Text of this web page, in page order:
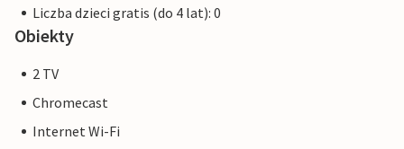
Liczba dzieci gratis (do 4 lat): 0
Obiekty
2 TV
Chromecast
Internet Wi-Fi